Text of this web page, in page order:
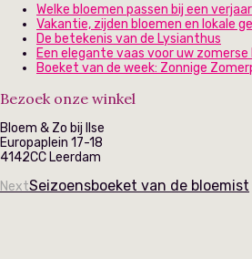
Welke bloemen passen bij een
Vakantie, zijden bloemen en lokale
De betekenis van de Lysianthus
Een elegante vaas voor uw zomerse
Boeket van de week: Zonnige
Bezoek onze winkel
Bloem & Zo bij Ilse
Europaplein 17-18
4142CC Leerdam
NextSeizoensboeket van de bloemist